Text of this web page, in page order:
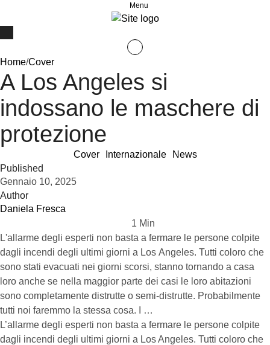
Menu
Home/Cover
A Los Angeles si
indossano le maschere di
protezione
Cover Internazionale
News
Published
Gennaio 10, 2025
Author
Daniela Fresca
1 Min
L'allarme degli esperti non basta a fermare le persone colpite
dagli incendi degli ultimi giorni a Los Angeles. Tutti coloro che
sono stati evacuati nei giorni scorsi, stanno tornando a casa
loro anche se nella maggior parte dei casi le loro abitazioni
sono completamente distrutte o semi-distrutte. Probabilmente
tutti noi faremmo la stessa cosa. I …
L’allarme degli esperti non basta a fermare le persone colpite
dagli incendi degli ultimi giorni a Los Angeles. Tutti coloro che